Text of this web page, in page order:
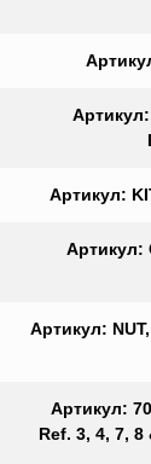
Артикул:
Артикул:
Артикул:
Артикул:
Артикул:
Ref. 3, 4, 7, 8